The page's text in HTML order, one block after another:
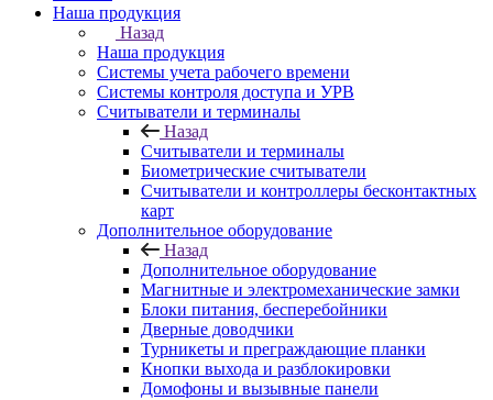
Наша продукция
Назад
Наша продукция
Cистемы учета рабочего времени
Системы контроля доступа и УРВ
Считыватели и терминалы
Назад
Считыватели и терминалы
Биометрические считыватели
Считыватели и контроллеры бесконтактных
карт
Дополнительное оборудование
Назад
Дополнительное оборудование
Магнитные и электромеханические замки
Блоки питания, бесперебойники
Дверные доводчики
Турникеты и преграждающие планки
Кнопки выхода и разблокировки
Домофоны и вызывные панели